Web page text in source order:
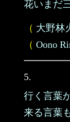
花いまだ
（ 大野林
（ Oono
5.
行く言葉
来る言葉